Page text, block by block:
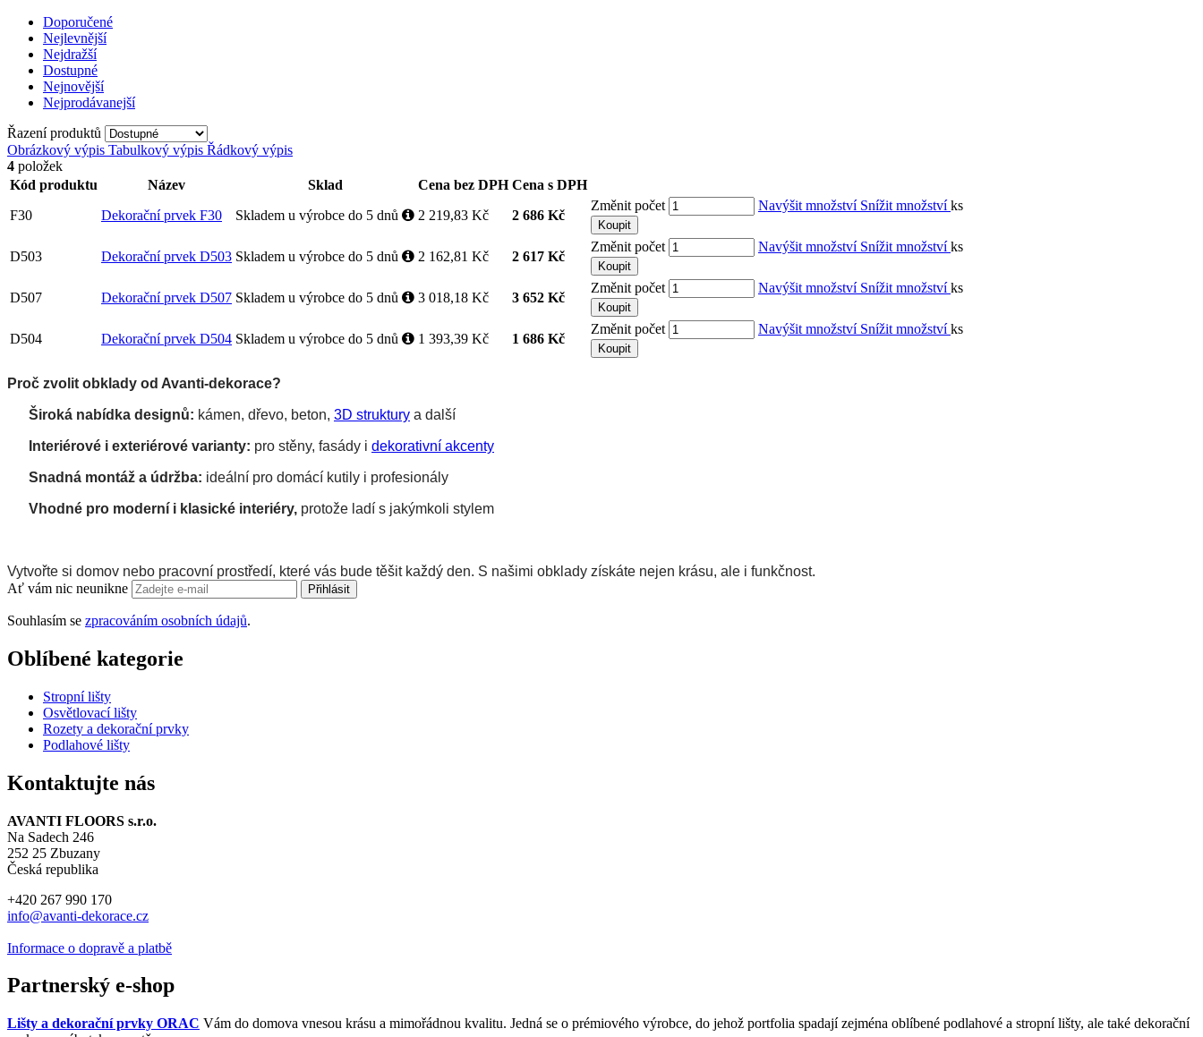
Doporučené
Nejlevnější
Nejdražší
Dostupné
Nejnovější
Nejprodávanejší
Řazení produktů
Obrázkový výpis Tabulkový výpis Řádkový výpis
4 položek
Kód produktu
Název Sklad Cena bez DPH Cena s DPH
F30
Dekorační prvek F30 Skladem u výrobce do 5 dnů 2 219,83 Kč 2 686 Kč
Změnit počet Navýšit množství Snížit množstvíks
Koupit
D503 Dekorační prvek D503 Skladem u výrobce do 5 dnů 2 162,81 Kč 2 617 Kč
Změnit počet Navýšit množství Snížit množstvíks
Koupit
D507 Dekorační prvek D507 Skladem u výrobce do 5 dnů 3 018,18 Kč 3 652 Kč
Změnit počet Navýšit množství Snížit množstvíks
Koupit
D504 Dekorační prvek D504 Skladem u výrobce do 5 dnů 1 393,39 Kč 1 686 Kč
Změnit počet Navýšit množství Snížit množstvíks
Koupit
Proč zvolit obklady od Avanti-dekorace?
Široká nabídka designů: kámen, dřevo, beton, 3D struktury a další
Interiérové i exteriérové varianty: pro stěny, fasády i dekorativní akcenty
Snadná montáž a údržba: ideální pro domácí kutily i profesionály
Vhodné pro moderní i klasické interiéry, protože ladí s jakýmkoli stylem
Vytvořte si domov nebo pracovní prostředí, které vás bude těšit každý den. S našimi obklady získáte nejen krásu, ale i funkčnost.
Ať vám nic neunikne
Přihlásit
Souhlasím se zpracováním osobních údajů.
Oblíbené kategorie
Stropní lišty
Osvětlovací lišty
Rozety a dekorační prvky
Podlahové lišty
Kontaktujte nás
AVANTI FLOORS s.r.o.
Na Sadech 246
252 25 Zbuzany
Česká republika
+420 267 990 170
info@avanti-dekorace.cz
Informace o dopravě a platbě
Partnerský e-shop
Lišty a dekorační prvky ORAC Vám do domova vnesou krásu a mimořádnou kvalitu. Jedná se o prémiového výrobce, do jehož portfolia spadají zejména oblíbené podlahové a stropní lišty, ale také dekorační